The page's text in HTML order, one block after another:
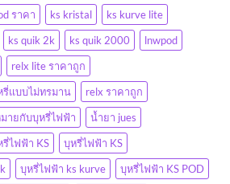
ราคา ks kristal
ks kurve lite
ks quik 2k ks quik 2000
lnwpod
relx lite ราคาถูก
รี่แบบไม่ทรมาน
relx ราคาถูก
ายกับบุหรี่ไฟฟ้า
น้ำยา jues
ไฟฟ้า KS
บุหรี่ไฟฟ้า KS
บุหรี่ไฟฟ้า ks kurve
บุหรี่ไฟฟ้า KS POD